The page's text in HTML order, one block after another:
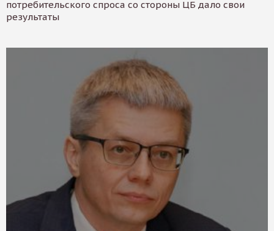
потребительского спроса со стороны ЦБ дало свои
результаты